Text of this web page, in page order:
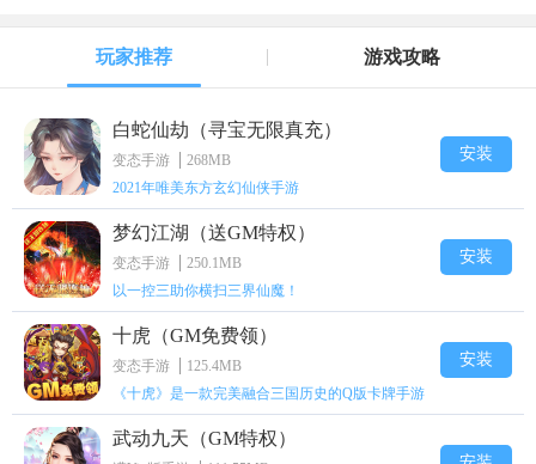
玩家推荐 游戏攻略
白蛇仙劫（寻宝无限真充）
变态手游
268MB
2021年唯美东方玄幻仙侠手游
安装
梦幻江湖（送GM特权）
变态手游
250.1MB
以一控三助你横扫三界仙魔！
安装
十虎（GM免费领）
变态手游
125.4MB
《十虎》是一款完美融合三国历史的Q版卡牌手游
安装
武动九天（GM特权）